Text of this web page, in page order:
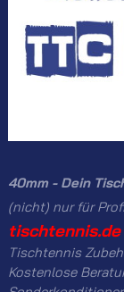
40mm - Dein
(nicht) nur für
tischtennis.de
Tischtennis
Kostenlose